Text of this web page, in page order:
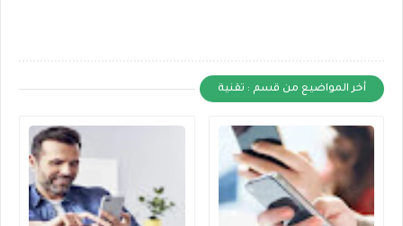
أخر المواضيع من قسم : تقنية